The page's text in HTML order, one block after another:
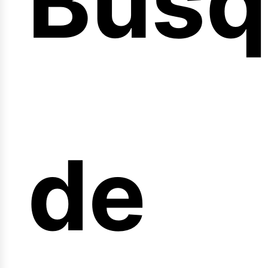
de